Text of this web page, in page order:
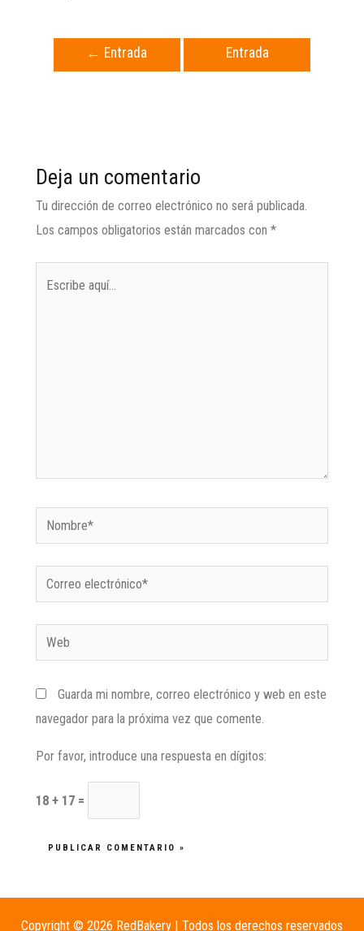
← Entrada
Entrada
Deja un comentario
Tu dirección de correo electrónico no será publicada.
Los campos obligatorios están marcados con *
Guarda mi nombre, correo electrónico y web en este
navegador para la próxima vez que comente.
Por favor, introduce una respuesta en dígitos:
18 + 17 =
Copyright © 2026 RedBakery | Todos los derechos reservados